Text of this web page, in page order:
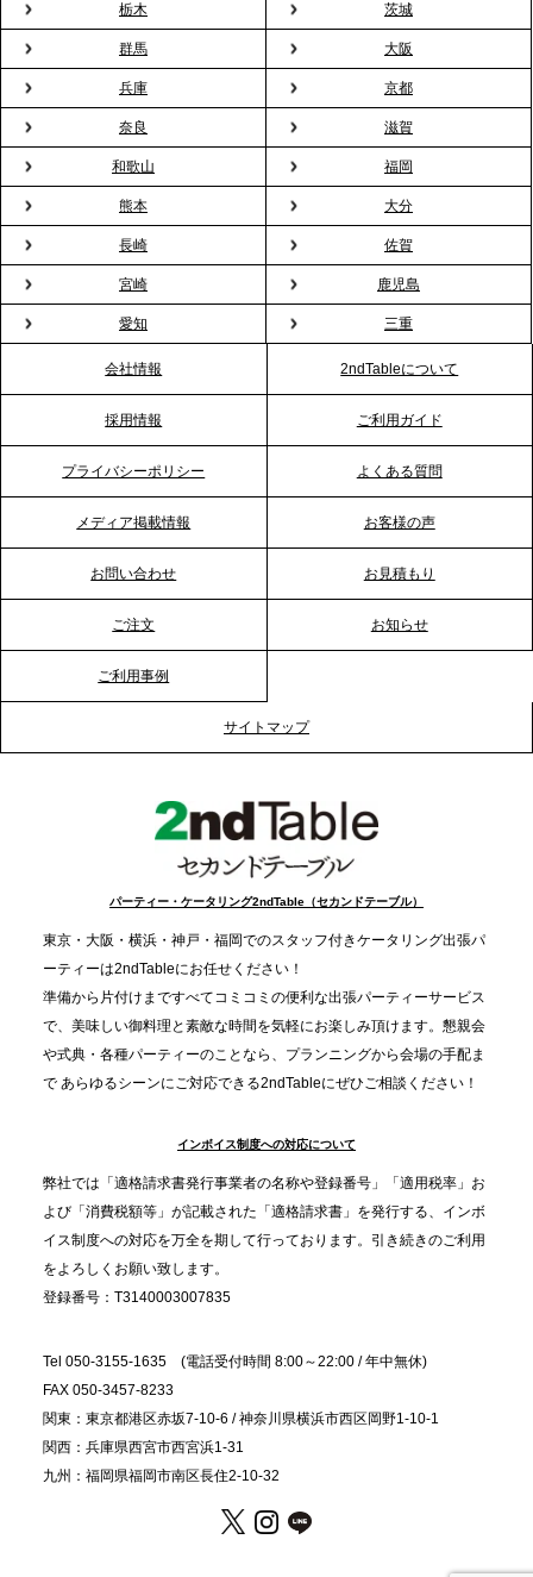
の新定番
2026.2.13
プレスリリースのご案内｜オフィスが「１日限定の
バー」に！福利厚生・社内交流を格上げする《出張
バーテンダー》サービスを開始
2026.1.26
プレスリリースのご案内｜もう「義理チョコ」で悩
まない。職場のバレンタインをケータリングで“福利
厚生”化。採用にも効く新スタイルを提案
2026.1.23
RKB毎日放送「RKB NEWS」で、2ndTable「恵方
巻きケータリング」が紹介されました
2026.1.20
る？「恵方巻きケータリング」で、社内コミュニケ
ーションを活性化
2025.12.12
事提供を実施へ
TBS「Nスタ」で、2ndTable「1DISH」が紹介され
ました
2025.11.21
プレスリリースのご案内｜忘年会は“移動時間ゼロ
分”の時代へ。法人注文が前年比5倍に伸びた「宅配
オードブル」が提案する、新しい乾杯文化
プレスリリースのご案内｜職場で完結する“忘年会・
納会ケータリング”が人気。幹事負担を軽減し、社内
コミュニケーションを促進
栃木 茨城
群馬 大阪
兵庫 京都
奈良 滋賀
和歌山 福岡
熊本 大分
長崎 佐賀
宮崎 鹿児島
愛知 三重
会社情報 2ndTableについて
採用情報 ご利用ガイド
プライバシーポリシー よくある質問
メディア掲載情報 お客様の声
お問い合わせ お見積もり
ご注文 お知らせ
ご利用事例
サイトマップ
パーティー・ケータリング2ndTable（セカンドテーブル）
東京・大阪・横浜・神戸・福岡でのスタッフ付きケータリング出張パ
ーティーは2ndTableにお任せください！
準備から片付けまですべてコミコミの便利な出張パーティーサービス
で、美味しい御料理と素敵な時間を気軽にお楽しみ頂けます。懇親会
や式典・各種パーティーのことなら、プランニングから会場の手配ま
で あらゆるシーンにご対応できる2ndTableにぜひご相談ください！
インボイス制度への対応について
弊社では「適格請求書発行事業者の名称や登録番号」「適用税率」お
よび「消費税額等」が記載された「適格請求書」を発行する、インボ
イス制度への対応を万全を期して行っております。引き続きのご利用
をよろしくお願い致します。
登録番号：T3140003007835
Tel 050-3155-1635 (電話受付時間 8:00～22:00 / 年中無休)
FAX 050-3457-8233
関東：東京都港区赤坂7-10-6 / 神奈川県横浜市西区岡野1-10-1
関西：兵庫県西宮市西宮浜1-31
九州：福岡県福岡市南区長住2-10-32